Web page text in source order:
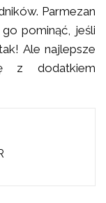
Parmezan
pominąć, jeśli
Ale najlepsze
z dodatkiem